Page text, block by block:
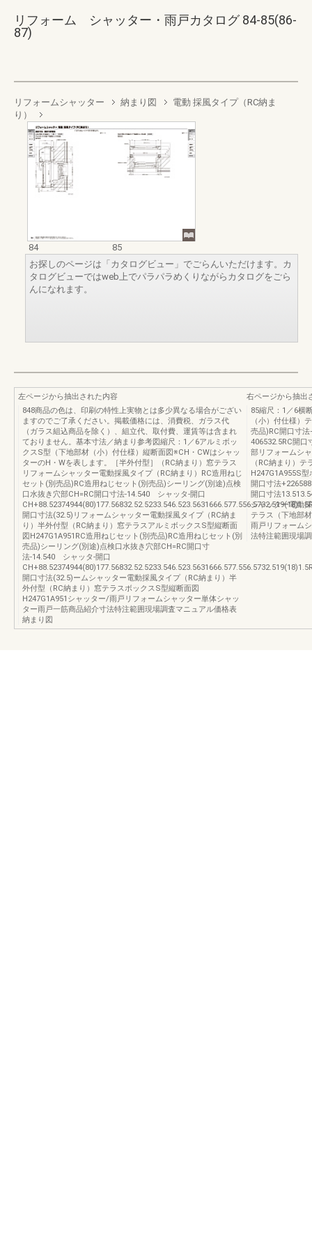
リフォーム シャッター・雨戸カタログ 84-85(86-
87)
リフォームシャッター 納まり図
電動 採風タイプ（RC納ま
り）
84
85
お探しのページは「カタログビュー」でごらんいただけます。カ
タログビューではweb上でパラパラめくりながらカタログをごら
んになれます。
左ページから抽出された内容
848商品の色は、印刷の特性上実物とは多少異なる場合がござい
ますのでご了承ください。掲載価格には、消費税、ガラス代
（ガラス組込商品を除く）、組立代、取付費、運賃等は含まれ
ておりません。基本寸法／納まり参考図縮尺：1／6アルミボッ
クスS型（下地部材（小）付仕様）縦断面図※CH・CWはシャッ
ターのH・Wを表します。［半外付型］（RC納まり）窓テラス
リフォームシャッター電動採風タイプ（RC納まり）RC造用ねじ
セット(別売品)RC造用ねじセット(別売品)シーリング(別途)点検
口水抜き穴部CH=RC開口寸法-14.540 シャッタ-開口
開口寸法(32.5)リフォームシャッター電動採風タイプ（RC納ま
り）半外付型（RC納まり）窓テラスアルミボックスS型縦断面
図H247G1A951RC造用ねじセット(別売品)RC造用ねじセット(別
売品)シーリング(別途)点検口水抜き穴部CH=RC開口寸
法-14.540 シャッタ-開口
開口寸法(32.5)ームシャッター電動採風タイプ（RC納まり）半
外付型（RC納まり）窓テラスボックスS型縦断面図
H247G1A951シャッター/雨戸リフォームシャッター単体シャッ
ター雨戸一筋商品紹介寸法特注範囲現場調査マニュアル価格表
納まり図
右ページから抽出
85縮尺：1／6横
（小）付仕様）
売品)RC開口寸
406532.5RC開口
部リフォームシ
（RC納まり）
H247G1A955S
開口寸法
開口寸法
シャッター電動
テラス（下地部
雨戸リフォーム
法特注範囲現場